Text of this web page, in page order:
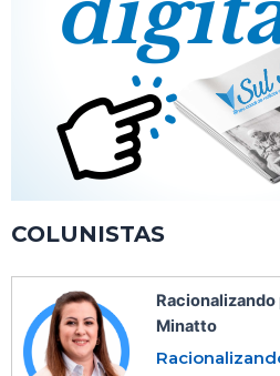
COLUNISTAS
Minatto